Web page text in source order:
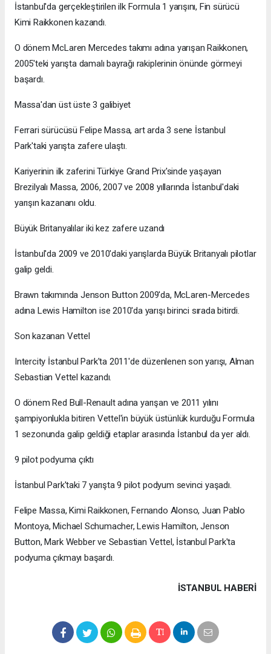
İstanbul'da gerçekleştirilen ilk Formula 1 yarışını, Fin sürücü
Kimi Raikkonen kazandı.
O dönem McLaren Mercedes takımı adına yarışan Raikkonen,
2005'teki yarışta damalı bayrağı rakiplerinin önünde görmeyi
başardı.
Massa'dan üst üste 3 galibiyet
Ferrari sürücüsü Felipe Massa, art arda 3 sene İstanbul
Park'taki yarışta zafere ulaştı.
Kariyerinin ilk zaferini Türkiye Grand Prix'sinde yaşayan
Brezilyalı Massa, 2006, 2007 ve 2008 yıllarında İstanbul'daki
yarışın kazananı oldu.
Büyük Britanyalılar iki kez zafere uzandı
İstanbul'da 2009 ve 2010'daki yarışlarda Büyük Britanyalı pilotlar
galip geldi.
Brawn takımında Jenson Button 2009'da, McLaren-Mercedes
adına Lewis Hamilton ise 2010'da yarışı birinci sırada bitirdi.
Son kazanan Vettel
Intercity İstanbul Park'ta 2011'de düzenlenen son yarışı, Alman
Sebastian Vettel kazandı.
O dönem Red Bull-Renault adına yarışan ve 2011 yılını
şampiyonlukla bitiren Vettel'in büyük üstünlük kurduğu Formula
1 sezonunda galip geldiği etaplar arasında İstanbul da yer aldı.
9 pilot podyuma çıktı
İstanbul Park'taki 7 yarışta 9 pilot podyum sevinci yaşadı.
Felipe Massa, Kimi Raikkonen, Fernando Alonso, Juan Pablo
Montoya, Michael Schumacher, Lewis Hamilton, Jenson
Button, Mark Webber ve Sebastian Vettel, İstanbul Park'ta
podyuma çıkmayı başardı.
İSTANBUL HABERİ